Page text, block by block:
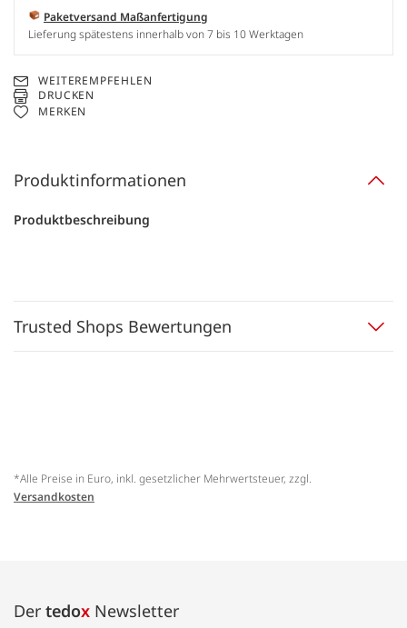
Paketversand Maßanfertigung
Lieferung spätestens innerhalb von 7 bis 10 Werktagen
WEITEREMPFEHLEN
DRUCKEN
MERKEN
Produktinformationen
Produktbeschreibung
Trusted Shops Bewertungen
*Alle Preise in Euro, inkl. gesetzlicher Mehrwertsteuer, zzgl.
Versandkosten
Der tedox Newsletter